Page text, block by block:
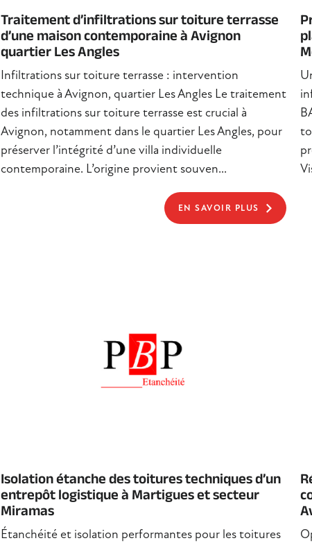
Traitement d’infiltrations sur toiture terrasse
d’une maison contemporaine à Avignon
quartier Les Angles
Infiltrations sur toiture terrasse : intervention
technique à Avignon, quartier Les Angles Le traitement
des infiltrations sur toiture terrasse est crucial à
Avignon, notamment dans le quartier Les Angles, pour
préserver l’intégrité d’une villa individuelle
contemporaine. L’origine provient souven...
EN SAVOIR PLUS
Isolation étanche des toitures techniques d’un
entrepôt logistique à Martigues et secteur
Miramas
Étanchéité et isolation performantes pour les toitures